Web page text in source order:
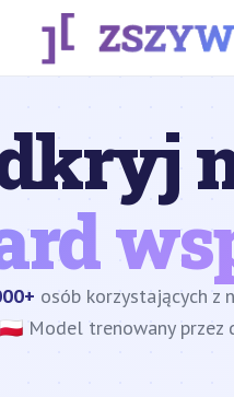
osób korzystających z
Model trenowany przez